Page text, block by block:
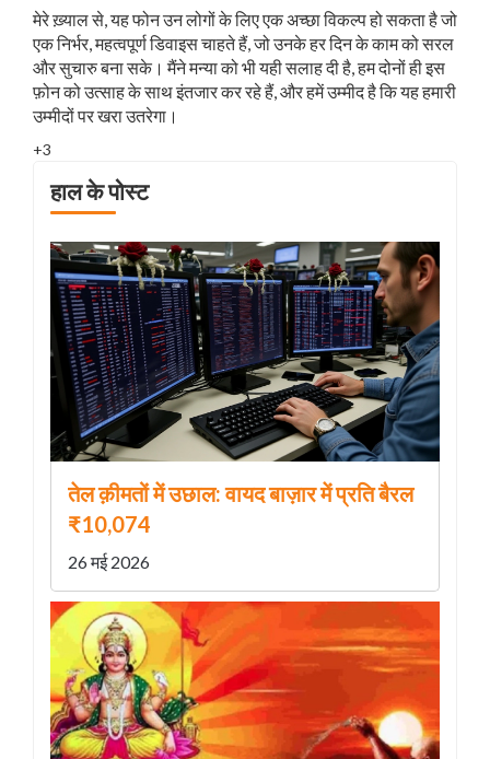
मेरे ख़्याल से, यह फोन उन लोगों के लिए एक अच्छा विकल्प हो सकता है जो
एक निर्भर, महत्वपूर्ण डिवाइस चाहते हैं, जो उनके हर दिन के काम को सरल
और सुचारु बना सके। मैंने मन्या को भी यही सलाह दी है, हम दोनों ही इस
फ़ोन को उत्साह के साथ इंतजार कर रहे हैं, और हमें उम्मीद है कि यह हमारी
उम्मीदों पर खरा उतरेगा।
+3
हाल के पोस्ट
तेल क़ीमतों में उछाल: वायद बाज़ार में प्रति बैरल
₹10,074
26 मई 2026